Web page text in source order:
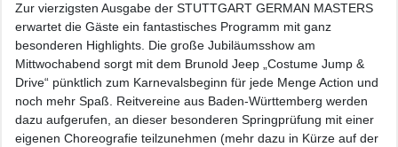
Zur vierzigsten Ausgabe der STUTTGART GERMAN MASTERS
erwartet die Gäste ein fantastisches Programm mit ganz
besonderen Highlights. Die große Jubiläumsshow am
Mittwochabend sorgt mit dem Brunold Jeep „Costume Jump &
Drive“ pünktlich zum Karnevalsbeginn für jede Menge Action und
noch mehr Spaß. Reitvereine aus Baden-Württemberg werden
dazu aufgerufen, an dieser besonderen Springprüfung mit einer
eigenen Choreografie teilzunehmen (mehr dazu in Kürze auf der